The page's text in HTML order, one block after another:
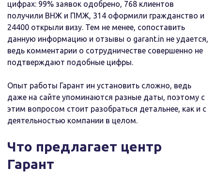
цифрах: 99% заявок одобрено, 768 клиентов
получили ВНЖ и ПМЖ, 314 оформили гражданство и
24400 открыли визу. Тем не менее, сопоставить
данную информацию и отзывы о garant.in не удается,
ведь комментарии о сотрудничестве совершенно не
подтверждают подобные цифры.
Опыт работы Гарант ин установить сложно, ведь
даже на сайте упоминаются разные даты, поэтому с
этим вопросом стоит разобраться детальнее, как и с
деятельностью компании в целом.
Что предлагает центр
Гарант